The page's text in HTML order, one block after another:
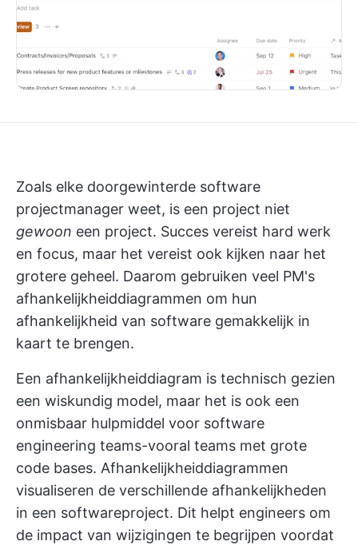
Zoals elke doorgewinterde software
projectmanager weet, is een project niet
gewoon een project. Succes vereist hard werk
en focus, maar het vereist ook kijken naar het
grotere geheel. Daarom gebruiken veel PM's
afhankelijkheiddiagrammen om hun
afhankelijkheid van software gemakkelijk in
kaart te brengen.
Een afhankelijkheiddiagram is technisch gezien
een wiskundig model, maar het is ook een
onmisbaar hulpmiddel voor software
engineering teams-vooral teams met grote
code bases. Afhankelijkheiddiagrammen
visualiseren de verschillende afhankelijkheden
in een softwareproject. Dit helpt engineers om
de impact van wijzigingen te begrijpen voordat